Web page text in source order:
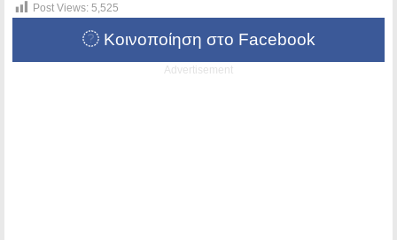
Post Views: 5,525
Κοινοποίηση στο Facebook
Advertisement